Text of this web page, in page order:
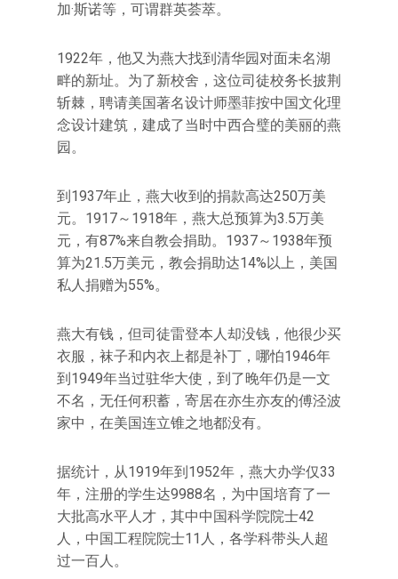
加·斯诺等，可谓群英荟萃。
1922年，他又为燕大找到清华园对面未名湖
畔的新址。为了新校舍，这位司徒校务长披荆
斩棘，聘请美国著名设计师墨菲按中国文化理
念设计建筑，建成了当时中西合璧的美丽的燕
园。
到1937年止，燕大收到的捐款高达250万美
元。1917～1918年，燕大总预算为3.5万美
元，有87%来自教会捐助。1937～1938年预
算为21.5万美元，教会捐助达14%以上，美国
私人捐赠为55%。
燕大有钱，但司徒雷登本人却没钱，他很少买
衣服，袜子和内衣上都是补丁，哪怕1946年
到1949年当过驻华大使，到了晚年仍是一文
不名，无任何积蓄，寄居在亦生亦友的傅泾波
家中，在美国连立锥之地都没有。
据统计，从1919年到1952年，燕大办学仅33
年，注册的学生达9988名，为中国培育了一
大批高水平人才，其中中国科学院院士42
人，中国工程院院士11人，各学科带头人超
过一百人。